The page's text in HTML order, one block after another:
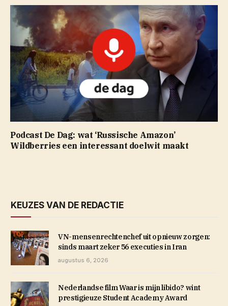
Podcast De Dag: wat ‘Russische Amazon’
Wildberries een interessant doelwit maakt
KEUZES VAN DE REDACTIE
VN-mensenrechtenchef uit opnieuw zorgen:
sinds maart zeker 56 executies in Iran
augustus 6, 2026
Nederlandse film Waar is mijn libido? wint
prestigieuze Student Academy Award